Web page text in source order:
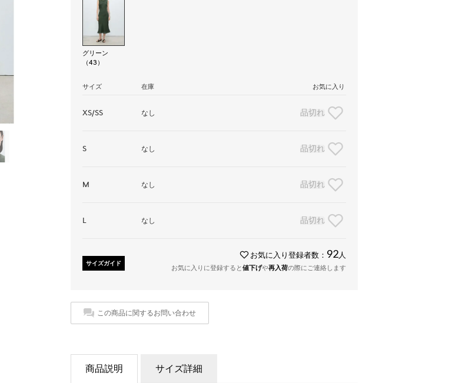
グリーン
（43）
サイズ 在庫 お気に入り
XS/SS なし 品切れ
S なし 品切れ
M なし 品切れ
L なし 品切れ
サイズガイド
お気に入り登録者数： 92 人
お気に入りに登録すると値下げや再入荷の際にご連絡します
この商品に関するお問い合わせ
商品説明 サイズ詳細